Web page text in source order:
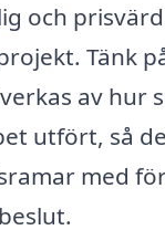
och
Tänk
av hur
utfört, så
med